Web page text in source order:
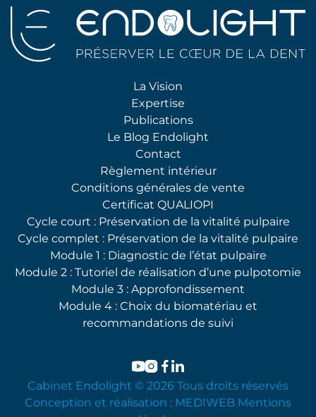
La Vision
Expertise
Publications
Le Blog Endolight
Contact
Règlement intérieur
Conditions générales de vente
Certificat QUALIOPI
Cycle court : Préservation de la vitalité pulpaire
Cycle complet : Préservation de la vitalité pulpaire
Module 1 : Diagnostic de l’état pulpaire
Module 2 : Tutoriel de réalisation d’une pulpotomie
Module 3 : Approfondissement
Module 4 : Choix du biomatériau et
recommandations de suivi
Cabinet Endolight © 2026 Tous droits réservés
Conception et réalisation : MEDIWEB Mentions